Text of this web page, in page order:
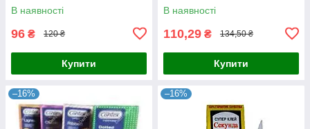
В наявності
96 ₴ 120 ₴
Купити
В наявності
110,29 ₴ 134,50 ₴
Купити
–16% –16%